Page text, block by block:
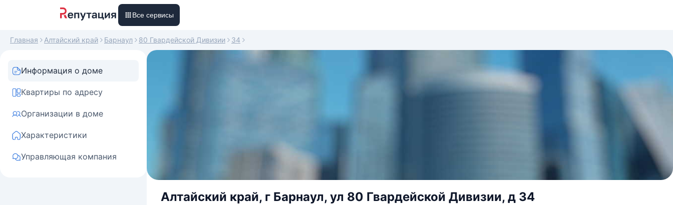
Все сервисы
Главная Алтайский край Барнаул 80 Гвардейской Дивизии 34
Информация о доме
Квартиры по адресу
Организации в доме
Характеристики
Управляющая компания
Алтайский край, г Барнаул, ул 80 Гвардейской Дивизии, д 34